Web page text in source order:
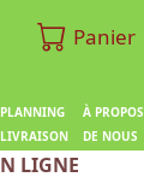
Panier
PLANNING
LIVRAISON
À PROPOS
DE NOUS
LIGNE